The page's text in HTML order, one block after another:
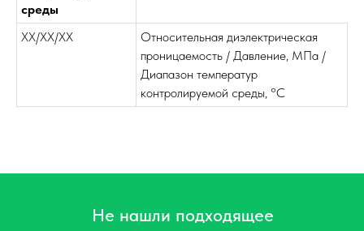
среды
ХХ/ХХ/ХХ
Относительная диэлектрическая
проницаемость / Давление, МПа /
Диапазон температур
контролируемой среды, °C
Не нашли подходящее